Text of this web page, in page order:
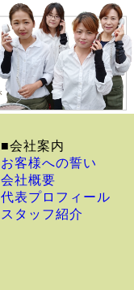
■会社案内
お客様への誓い
会社概要
代表プロフィール
スタッフ紹介